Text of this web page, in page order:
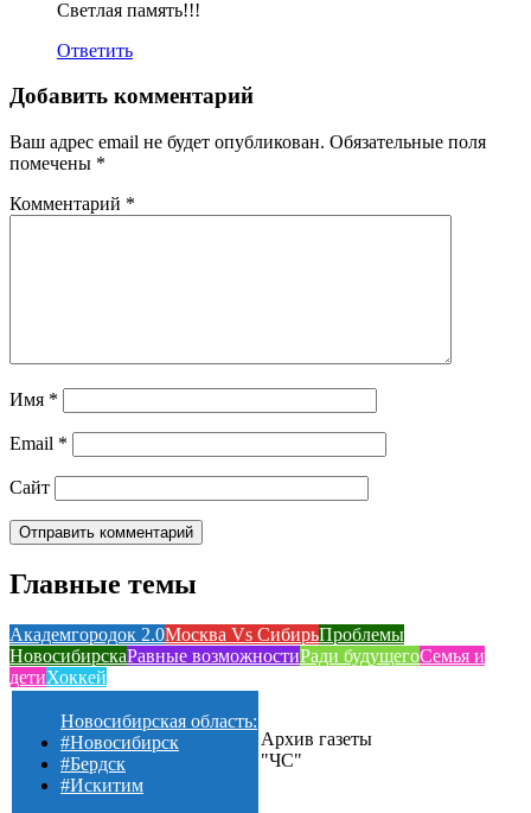
Светлая память!!!
Ответить
Добавить комментарий
Ваш адрес email не будет опубликован. Обязательные поля
помечены *
Комментарий *
Имя *
Email *
Сайт
Главные темы
Академгородок 2.0Москва Vs СибирьПроблемы
НовосибирскаРавные возможностиРади будущегоСемья и
детиХоккей
Новосибирская область:
#Новосибирск
#Бердск
#Искитим
Архив газеты
"ЧС"